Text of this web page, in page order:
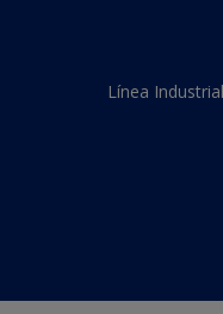
Línea Industrial